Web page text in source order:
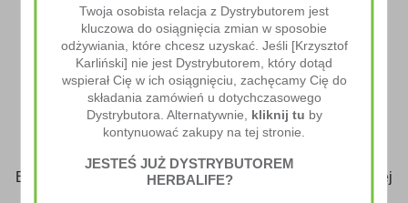
Eko Miarka Do Napoju Błonnikowego / Odżywki Białkowej
Twoja osobista relacja z Dystrybutorem jest
kluczowa do osiągnięcia zmian w sposobie
odżywiania, które chcesz uzyskać. Jeśli [Krzysztof
Karliński] nie jest Dystrybutorem, który dotąd
wspierał Cię w ich osiągnięciu, zachęcamy Cię do
składania zamówień u dotychczasowego
Dystrybutora. Alternatywnie, kliknij tu by
kontynuować zakupy na tej stronie.
JESTEŚ JUŻ DYSTRYBUTOREM
HERBALIFE?